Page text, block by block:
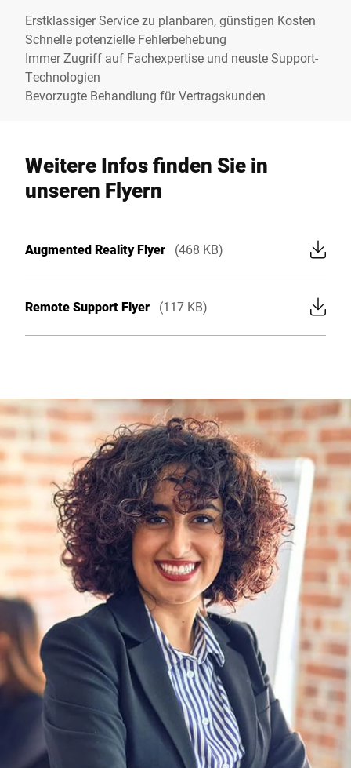
Erstklassiger Service zu planbaren, günstigen Kosten
Schnelle potenzielle Fehlerbehebung
Immer Zugriff auf Fachexpertise und neuste Support-
Technologien
Bevorzugte Behandlung für Vertragskunden
Weitere Infos finden Sie in
unseren Flyern
Augmented Reality Flyer (468 KB)
Remote Support Flyer (117 KB)